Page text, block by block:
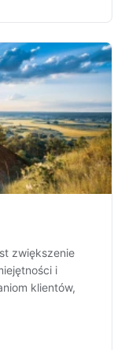
zwiększenie
i
klientów,